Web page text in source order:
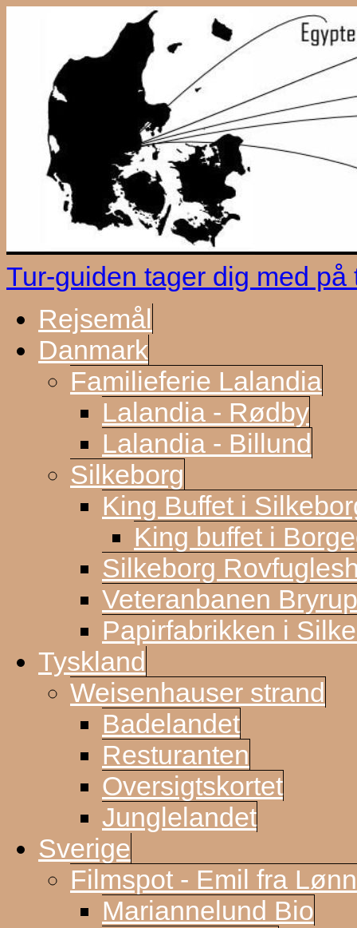
Tur-guiden tager dig med
Rejsemål
Danmark
Familieferie Lalandia
Lalandia - Rødby
Lalandia - Billund
Silkeborg
King Buffet i
King buffet i
Silkeborg
Veteranbanen
Papirfabrikken i
Tyskland
Weisenhauser strand
Badelandet
Resturanten
Oversigtskortet
Junglelandet
Sverige
Filmspot - Emil fra
Mariannelund Bio